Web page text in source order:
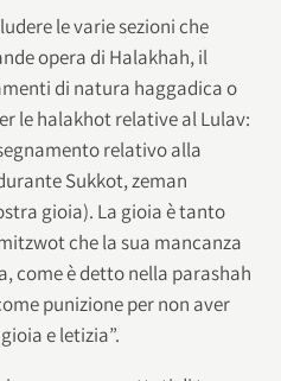
le varie sezioni che
opera di Halakhah, il
di natura haggadica o
le halakhot relative al Lulav:
relativo alla
Sukkot, zeman
gioia). La gioia è tanto
che la sua mancanza
come è detto nella parashah
punizione per non aver
e letizia”.